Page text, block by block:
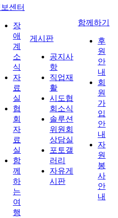
센터
장
애
계
소
식
자
료
실
협
회
자
료
실
함
께
하
는
여
행
게시판
공지사
항
직업재
활
시도협
회소식
솔루션
위원회
상담실
포토갤
러리
자유게
시판
함께하기
후
원
안
내
회
원
가
입
안
내
자
원
봉
사
안
내